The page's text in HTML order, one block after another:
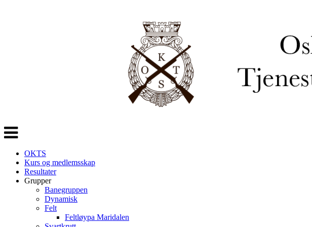
Veksle
navigasjon
OKTS
Kurs og medlemsskap
Resultater
Grupper
Banegruppen
Dynamisk
Felt
Feltløypa Maridalen